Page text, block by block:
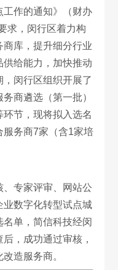
工作的通知》（财办
求，闵行区着力构
库，提升细分行业
给能力，加快推动
闵行区组织开展了
商遴选（第一批）
节，现将拟入选名
服务商7家（含1家培
专家评审、网站公
业数字化转型试点城
单，简信科技经闵
，成功通过审核，
造服务商。